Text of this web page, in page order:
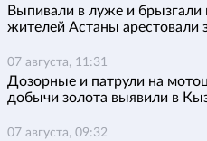
Выпивали в луже и брызгали
жителей Астаны арестовали
07 августа, 11:31
Дозорные и патрули на
добычи золота выявили в
07 августа, 09:32